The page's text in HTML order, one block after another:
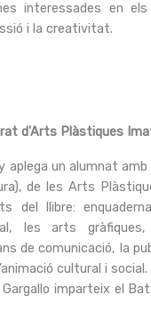
interessades en
i la creativitat.
d'Arts Plàstiques
aplega un alumnat
de les Arts
del llibre:
les arts
de comunicació, la
cultural i social.
Gargallo imparteix el